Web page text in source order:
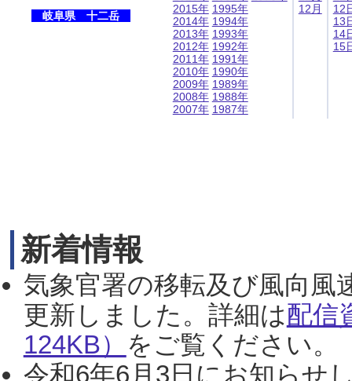
岐阜県 十二岳
2015年
2014年
2013年
2012年
2011年
2010年
2009年
2008年
2007年
1995年
1994年
1993年
1992年
1991年
1990年
1989年
1988年
1987年
12月
12
13
14
15
新着情報
気象官署の移転及び風向風
更新しました。詳細は配信
124KB） をご覧ください。
令和6年6月3日にお知らせ